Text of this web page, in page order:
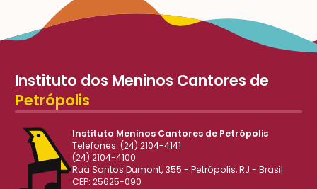
Instituto dos Meninos Cantores de
Petrópolis
Instituto Meninos Cantores de Petrópolis
Telefones: (24) 2104-4141
(24) 2104-4100
Rua Santos Dumont, 355 - Petrópolis, RJ - Brasil
CEP: 25625-090